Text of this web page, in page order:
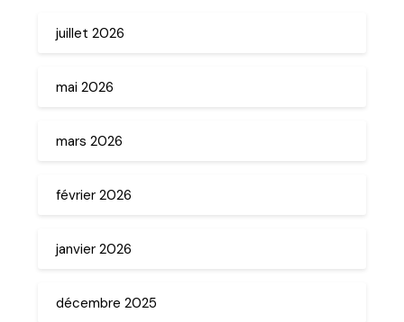
juillet 2026
mai 2026
mars 2026
février 2026
janvier 2026
décembre 2025